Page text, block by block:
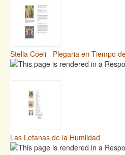
Stella Coeli - Plegaria en Tiempo
Las Letanas de la Humildad